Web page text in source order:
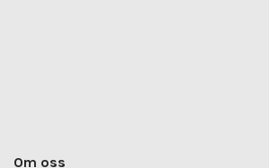
Om oss